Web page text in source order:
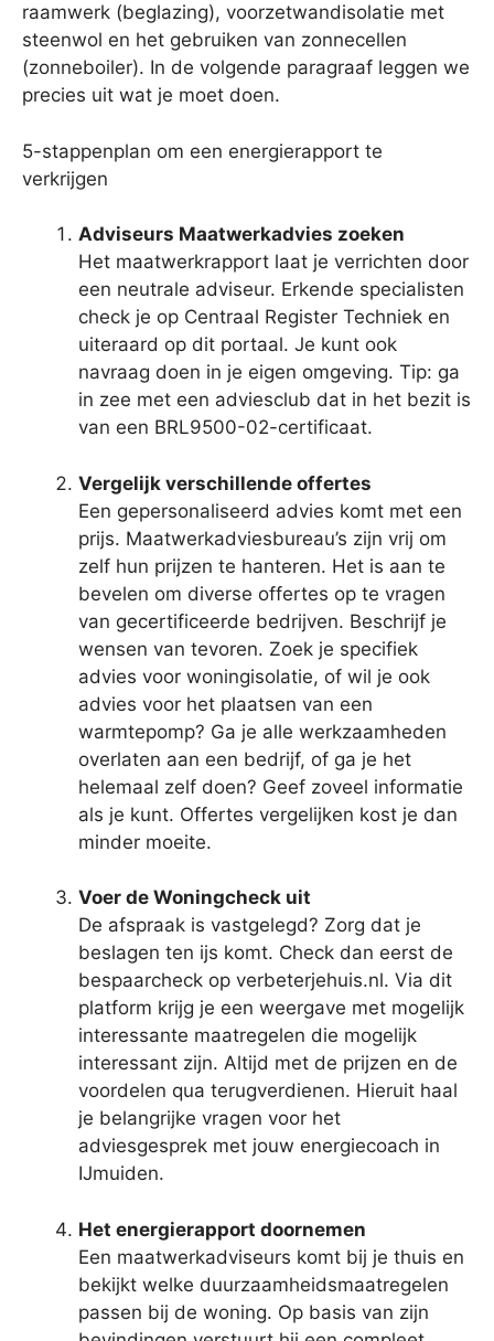
raamwerk (beglazing), voorzetwandisolatie met
steenwol en het gebruiken van zonnecellen
(zonneboiler). In de volgende paragraaf leggen we
precies uit wat je moet doen.
5-stappenplan om een energierapport te
verkrijgen
Adviseurs Maatwerkadvies zoeken
Het maatwerkrapport laat je verrichten door
een neutrale adviseur. Erkende specialisten
check je op Centraal Register Techniek en
uiteraard op dit portaal. Je kunt ook
navraag doen in je eigen omgeving. Tip: ga
in zee met een adviesclub dat in het bezit is
van een BRL9500-02-certificaat.
Vergelijk verschillende offertes
Een gepersonaliseerd advies komt met een
prijs. Maatwerkadviesbureau’s zijn vrij om
zelf hun prijzen te hanteren. Het is aan te
bevelen om diverse offertes op te vragen
van gecertificeerde bedrijven. Beschrijf je
wensen van tevoren. Zoek je specifiek
advies voor woningisolatie, of wil je ook
advies voor het plaatsen van een
warmtepomp? Ga je alle werkzaamheden
overlaten aan een bedrijf, of ga je het
helemaal zelf doen? Geef zoveel informatie
als je kunt. Offertes vergelijken kost je dan
minder moeite.
Voer de Woningcheck uit
De afspraak is vastgelegd? Zorg dat je
beslagen ten ijs komt. Check dan eerst de
bespaarcheck op verbeterjehuis.nl. Via dit
platform krijg je een weergave met mogelijk
interessante maatregelen die mogelijk
interessant zijn. Altijd met de prijzen en de
voordelen qua terugverdienen. Hieruit haal
je belangrijke vragen voor het
adviesgesprek met jouw energiecoach in
IJmuiden.
Het energierapport doornemen
Een maatwerkadviseurs komt bij je thuis en
bekijkt welke duurzaamheidsmaatregelen
passen bij de woning. Op basis van zijn